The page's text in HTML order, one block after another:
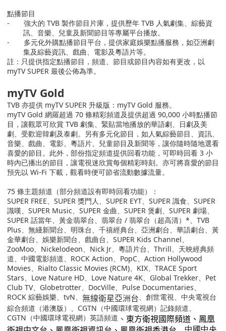
點播節目
-
強大的 TVB 製作節目片庫，提供歷年 TVB 人氣劇集、綜藝資
訊、音樂、兒童及新聞節目等專屬平台播放。
-
多元化外購點播節目平台，提供家庭娛樂點播服務，如亞洲劇
集及綜藝資訊、戲曲、電影及粵語片等。
註：只提供指定點播節目，頻道、節目或節目內容如有更改，以
myTV SUPER 最後公佈為準。
myTV Gold
TVB 亦提供 myTV SUPER 升級版： myTV Gold 服務。
myTV Gold 網羅超過 70 條精彩頻道及提供超過 90,000 小時點播節
目，讓觀眾可欣賞 TVB 劇集、緊貼當地播放的華語劇、日劇及美
劇、受歡迎韓劇及泰劇。另有多元化節目，如人氣綜藝節目、資訊、
音樂、戲曲、電影、粵語片、兒童節目及新聞等，讓你隨時隨地選看
喜愛的節目。此外，部份指定頻道提供回看功能，可即時回看 3 小
時內已播出的節目，讓電視迷欣賞每個精彩時刻。亦可將喜愛的節目
預先以 Wi-Fi 下載，觀看時便可節省流動數據流量。
75 條主題頻道（部分頻道設有即時回看功能）：
SUPER FREE、SUPER 獎門人、SUPER EYT、SUPER 識食、SUPER
識嘆、SUPER Music、SUPER 金曲、SUPER 煲劇、SUPER 劇場、
SUPER 話當年、黃金翡翠台、翡翠台 / 翡翠台（超高清） *、 TVB
Plus、無綫新聞台、明珠台、千禧經典台、亞洲劇台、華語劇台、黃
金華劇台、娛樂新聞台、戲曲台、 SUPER Kids Channel、
ZooMoo、 Nickelodeon、 Nick Jr、粵語片台、 Thrill、天映經典頻
道、中國電影頻道、 ROCK Action、 PopC、Action Hollywood
Movies、Rialto Classic Movies (RCM)、 KIX、TRACE Sport
Stars、 Love Nature HD、 Love Nature 4K、 Global Trekker、Pet
Club TV、Globetrotter、DocVille、Pulse Documentaries、
ROCK 綜藝娛樂、 tvN、 無線衛星亞洲台、創世電視、中央電視台
綜合頻道（港澳版）、 CGTN （中國環球電視網）記錄頻道、
CGTN （中國環球電視網）英語頻道 、 東方衛視國際頻道 、 鳳凰